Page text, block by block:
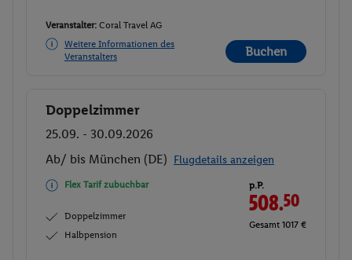
Veranstalter: Coral Travel AG
Weitere Informationen des
Veranstalters
Buchen
Buchen
Doppelzimmer
25.09. - 30.09.2026
Ab/ bis München (DE) Flugdetails anzeigen
Flex Tarif zubuchbar
Doppelzimmer
Halbpension
p.P.
508.50
Gesamt 1017 €